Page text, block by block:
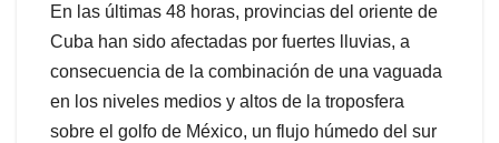
En las últimas 48 horas, provincias del oriente de
Cuba han sido afectadas por fuertes lluvias, a
consecuencia de la combinación de una vaguada
en los niveles medios y altos de la troposfera
sobre el golfo de México, un flujo húmedo del sur